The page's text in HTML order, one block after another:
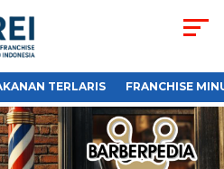
TERLARIS FRANCHISE